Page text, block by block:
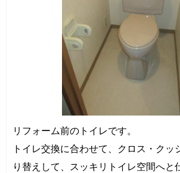
リフォーム前のトイレです。
トイレ交換に合わせて、クロス・クッ
り替えして、スッキリトイレ空間へと